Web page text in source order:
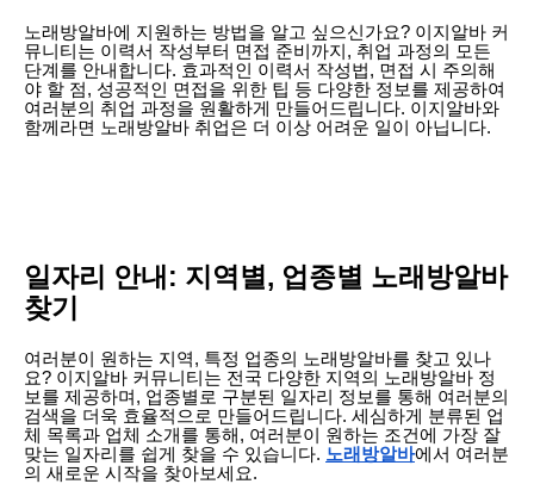
노래방알바에 지원하는 방법을 알고 싶으신가요? 이지알바 커
뮤니티는 이력서 작성부터 면접 준비까지, 취업 과정의 모든
단계를 안내합니다. 효과적인 이력서 작성법, 면접 시 주의해
야 할 점, 성공적인 면접을 위한 팁 등 다양한 정보를 제공하여
여러분의 취업 과정을 원활하게 만들어드립니다. 이지알바와
함께라면 노래방알바 취업은 더 이상 어려운 일이 아닙니다.
일자리 안내: 지역별, 업종별 노래방알바
찾기
여러분이 원하는 지역, 특정 업종의 노래방알바를 찾고 있나
요? 이지알바 커뮤니티는 전국 다양한 지역의 노래방알바 정
보를 제공하며, 업종별로 구분된 일자리 정보를 통해 여러분의
검색을 더욱 효율적으로 만들어드립니다. 세심하게 분류된 업
체 목록과 업체 소개를 통해, 여러분이 원하는 조건에 가장 잘
맞는 일자리를 쉽게 찾을 수 있습니다. 노래방알바에서 여러분
의 새로운 시작을 찾아보세요.